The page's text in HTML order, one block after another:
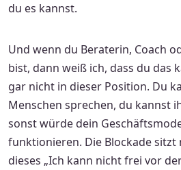
du es kannst.
Und wenn du Beraterin, Coach
bist, dann weiß ich, dass du das
gar nicht in dieser Position. Du
Menschen sprechen, du kannst
sonst würde dein
funktionieren. Die Blockade sitzt
dieses „Ich kann nicht frei vor